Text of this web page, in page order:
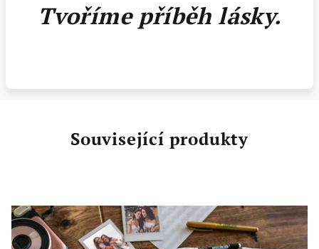
Tvoříme příběh lásky.
Související produkty